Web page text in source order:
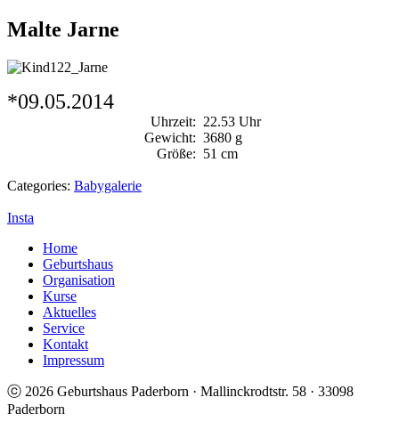
Malte Jarne
*09.05.2014
Uhrzeit: 22.53 Uhr
Gewicht: 3680 g
Größe: 51 cm
Categories: Babygalerie
Insta
Home
Geburtshaus
Organisation
Kurse
Aktuelles
Service
Kontakt
Impressum
ⓒ 2026 Geburtshaus Paderborn · Mallinckrodtstr. 58 · 33098
Paderborn